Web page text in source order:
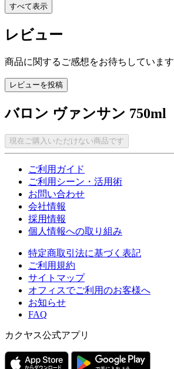
すべて表示
レビュー
商品に関するご感想をお待ちしています
レビューを投稿
バロン ヴァンサン 750ml
現在ご購入いただけない商品です
ご利用ガイド
ご利用シーン・活用術
お問い合わせ
会社情報
採用情報
個人情報への取り組み
特定商取引法に基づく表記
ご利用規約
サイトマップ
オフィスでご利用のお客様へ
お知らせ
FAQ
カクヤス公式アプリ